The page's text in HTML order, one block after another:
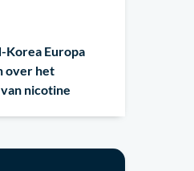
Korea Europa
over het
nicotine